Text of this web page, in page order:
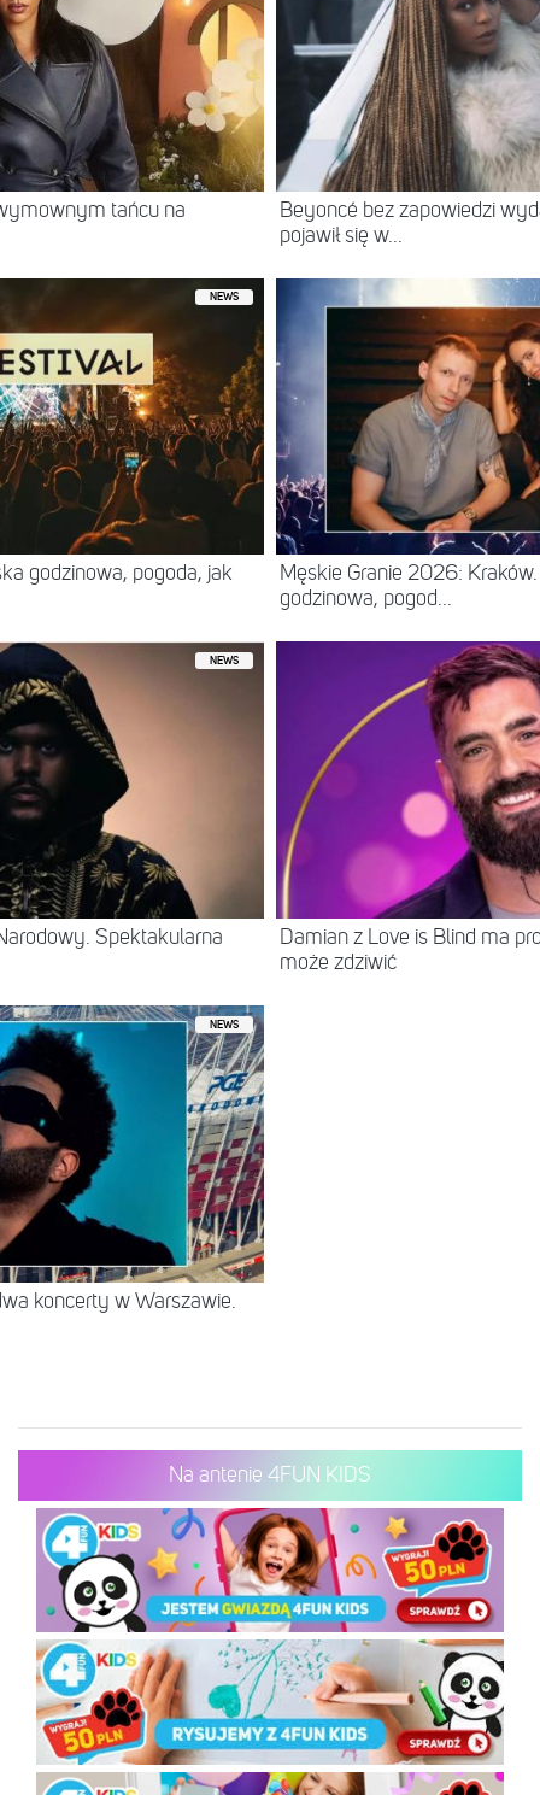
tańcu na
Beyoncé bez zapowiedzi
pojawił się w...
NEWS
godzinowa, pogoda, jak
Męskie Granie 2026:
godzinowa, pogod...
NEWS
Spektakularna
Damian z Love is Blind ma
może zdziwić
NEWS
koncerty w Warszawie.
Na antenie 4FUN KIDS